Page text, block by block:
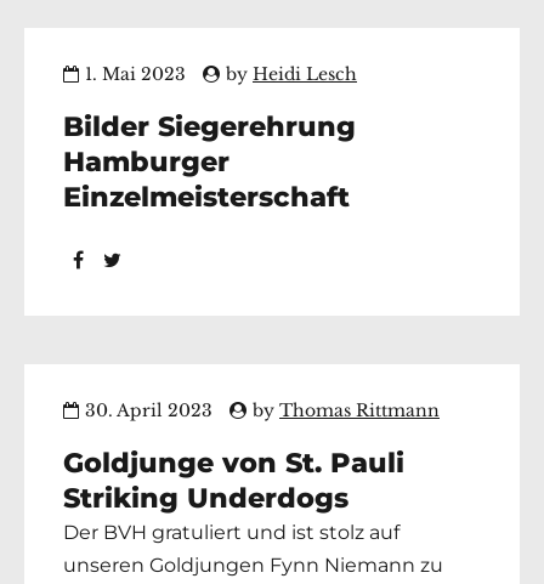
1. Mai 2023 by Heidi Lesch
Bilder Siegerehrung
Hamburger
Einzelmeisterschaft
30. April 2023 by Thomas Rittmann
Goldjunge von St. Pauli
Striking Underdogs
Der BVH gratuliert und ist stolz auf
unseren Goldjungen Fynn Niemann zu